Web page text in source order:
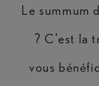
Le summum
? C'est la
vous